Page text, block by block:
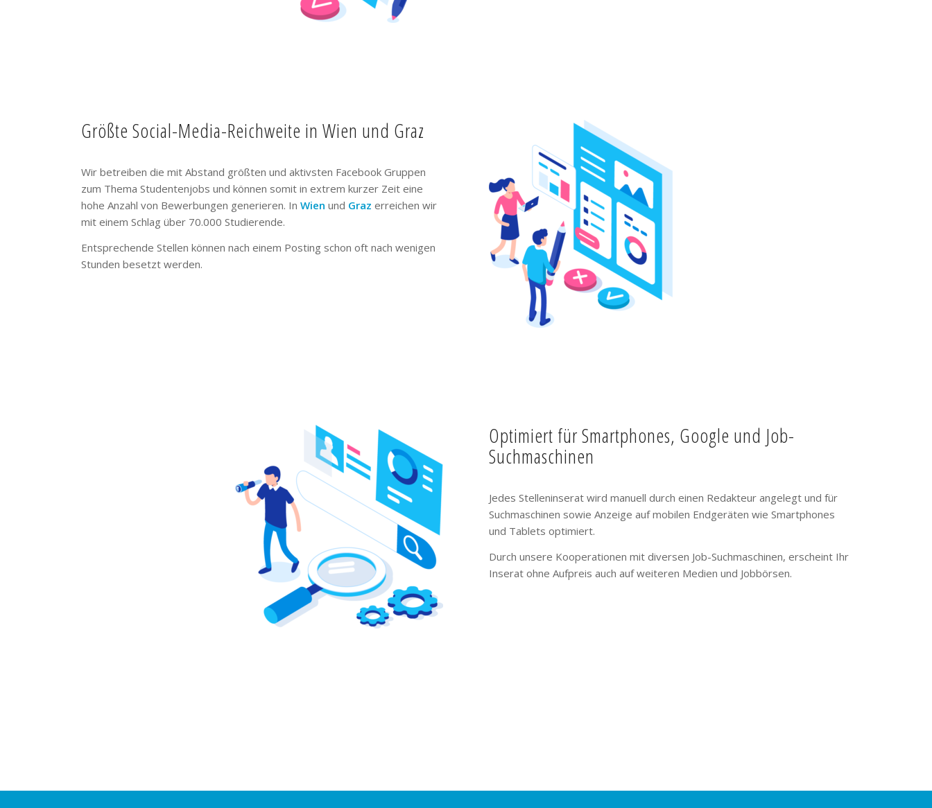
Größte Social-Media-Reichweite in Wien und Graz
Wir betreiben die mit Abstand größten und aktivsten Facebook Gruppen
zum Thema Studentenjobs und können somit in extrem kurzer Zeit eine
hohe Anzahl von Bewerbungen generieren. InWien und Graz erreichen wir
mit einem Schlag über 70.000 Studierende.
Entsprechende Stellen können nach einem Posting schon oft nach wenigen
Stunden besetzt werden.
Optimiert für Smartphones, Google und Job-
Suchmaschinen
Jedes Stelleninserat wird manuell durch einen Redakteur angelegt und für
Suchmaschinen sowie Anzeige auf mobilen Endgeräten wie Smartphones
und Tablets optimiert.
Durch unsere Kooperationen mit diversen Job-Suchmaschinen, erscheint Ihr
Inserat ohne Aufpreis auch auf weiteren Medien und Jobbörsen.